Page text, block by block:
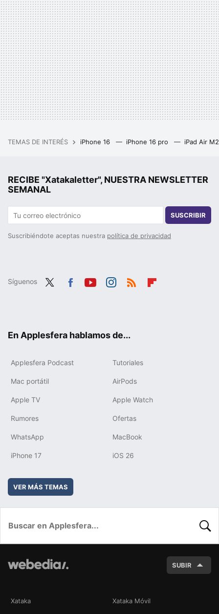
TEMAS DE INTERÉS iPhone 16 iPhone 16 pro iPad Air
RECIBE "Xatakaletter", NUESTRA NEWSLETTER
SEMANAL
SUSCRIBIR
Suscribiéndote aceptas nuestra política de privacidad
Síguenos
En Applesfera hablamos de...
Applesfera Podcast Tutoriales
Mac portátil AirPods
Apple TV Apple Watch
Rumores Ofertas
WhatsApp MacBook
iPhone 17 iOS 26
VER MÁS TEMAS
SUBIR
Xataka Xataka Móvil